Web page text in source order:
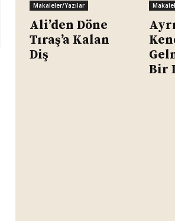
Makaleler/Yazılar
Ali’den Döne
Tıraş’a Kalan
Diş
Bir